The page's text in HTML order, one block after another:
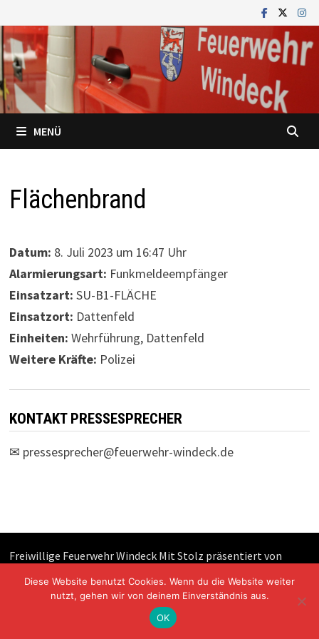
Inhalt
springen
MENÜ
Flächenbrand
Datum: 8. Juli 2023 um 16:47 Uhr
Alarmierungsart: Funkmeldeempfänger
Einsatzart: SU-B1-FLÄCHE
Einsatzort: Dattenfeld
Einheiten: Wehrführung, Dattenfeld
Weitere Kräfte: Polizei
KONTAKT PRESSESPRECHER
✉ pressesprecher@feuerwehr-windeck.de
Freiwillige Feuerwehr Windeck Mit Stolz präsentiert von
Diese Website benutzt Cookies. Wenn du die Website weiter
nutzt, gehen wir von deinem Einverständnis aus.
OK